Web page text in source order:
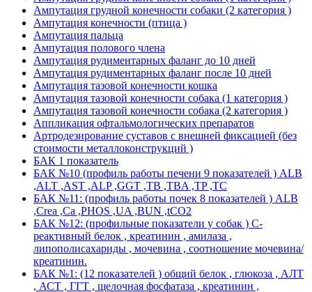
Ампутация грудной конечности собаки (2 категория )
Ампутация конечности (птица )
Ампутация пальца
Ампутация полового члена
Ампутация рудиментарных фаланг до 10 дней
Ампутация рудиментарных фаланг после 10 дней
Ампутация тазовой конечности кошка
Ампутация тазовой конечности собака (1 категория )
Ампутация тазовой конечности собака (2 категория )
Аппликация офтальмологических препаратов
Артродезирование суставов с внешней фиксацией (без
стоимости металлоконструкций )
БАК 1 показатель
БАК №10 (профиль работы печени 9 показателей ) ALB
,ALT ,AST ,ALP ,GGT ,TB ,TBA ,TP ,TC
БАК №11: (профиль работы почек 8 показателей ) ALB
,Crea ,Ca ,PHOS ,UA ,BUN ,tCO2
БАК №12: (профильные показатели у собак ) С-
реактивный белок , креатинин , амилаза ,
липополисахариды , мочевина , соотношение мочевина/
креатинин.
БАК №1: (12 показателей ) общий белок , глюкоза , АЛТ
, АСТ , ГГТ , щелочная фосфатаза , креатинин ,